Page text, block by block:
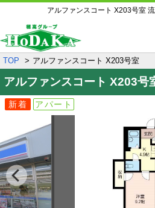
アルファンスコート X203号室
TOP アルファンスコート X203号室
アルファンスコート X203号
新着 アパート